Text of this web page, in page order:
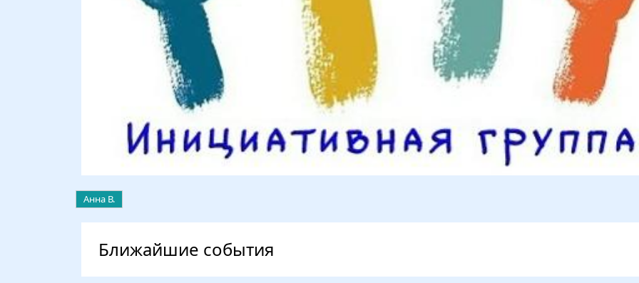
Анна В.
Ближайшие события